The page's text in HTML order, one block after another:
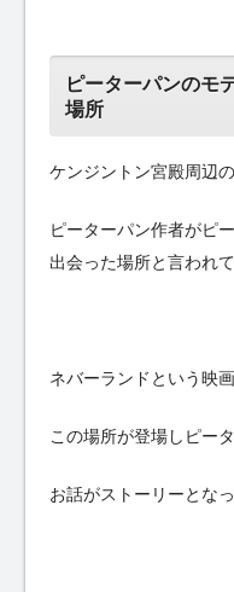
ピーターパンのモ
場所
ケンジントン宮殿周辺の
ピーターパン作者がピ
出会った場所と言われて
ネバーランドという映画
この場所が登場しピー
お話がストーリーとな